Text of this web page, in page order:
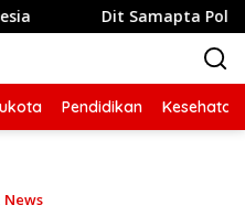
Dit Samapta Polda Metro
Pendidikan Kesehatan
News